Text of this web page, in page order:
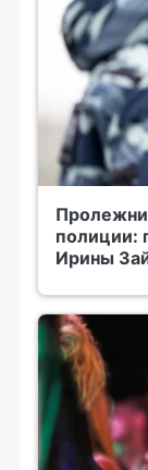
полиции:
Ирины